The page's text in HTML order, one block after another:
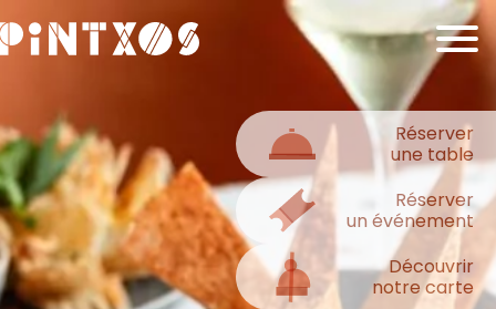
Réserver
une table
Réserver
un événement
Découvrir
notre carte